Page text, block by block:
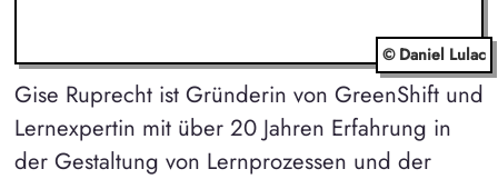
© Daniel Lulac
Gise Ruprecht ist Gründerin von GreenShift und
Lernexpertin mit über 20 Jahren Erfahrung in
der Gestaltung von Lernprozessen und der